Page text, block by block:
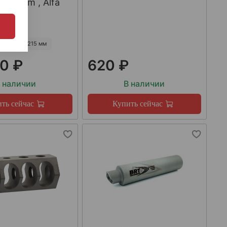
, Alfa
215 мм
₽
наличии
сейчас
620 ₽
В наличии
Купить сейчас